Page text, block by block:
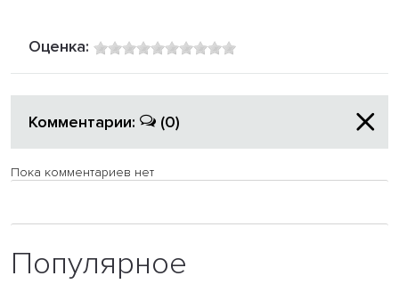
Оценка:
Комментарии: (0)
Пока комментариев нет
Популярное